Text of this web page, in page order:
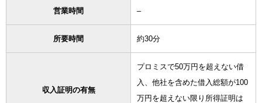
営業時間 –
所要時間 約30分
収入証明の有無
プロミスで50万円を超えない借
入、他社を含めた借入総額が100
万円を超えない限り所得証明は